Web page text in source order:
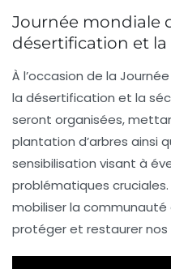
Journée mondiale
désertification et la
À l’occasion de la
la désertification et la
seront organisées,
plantation d’arbres ainsi
sensibilisation visant à
problématiques
mobiliser la communauté
protéger et restaurer nos